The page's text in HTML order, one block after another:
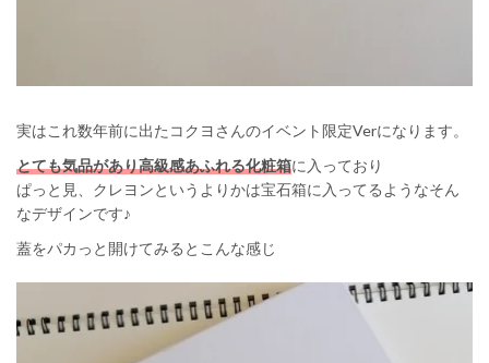
実はこれ数年前に出たコクヨさんのイベント限定Verになります。
とても気品があり高級感あふれる化粧箱に入っており
ぱっと見、クレヨンというよりかは宝石箱に入ってるようなそん
なデザインです♪
蓋をパカっと開けてみるとこんな感じ